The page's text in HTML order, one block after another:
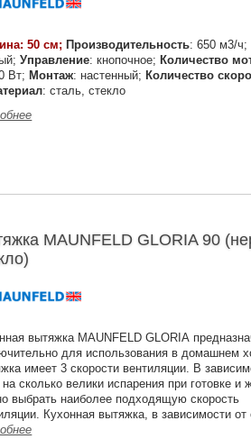
50 см;Производительность: 650 м3/ч;
Управление: кнопочное;Количество
Вт;Монтаж: настенный;Количество
: сталь, стекло
MAUNFELD GLORIA 90
вытяжка MAUNFELD GLORIA
для использования в домашнем
имеет 3 скорости вентиляции. В
на сколько велики испарения при готовке и
выбрать наиболее подходящую скорость
Кухонная вытяжка, в зависимости от